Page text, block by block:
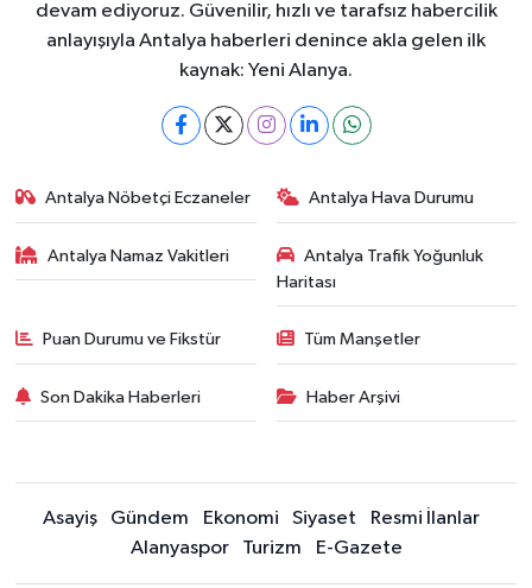
devam ediyoruz. Güvenilir, hızlı ve tarafsız habercilik
anlayışıyla Antalya haberleri denince akla gelen ilk
kaynak: Yeni Alanya.
Antalya Nöbetçi Eczaneler Antalya Hava Durumu
Antalya Namaz Vakitleri
Antalya Trafik Yoğunluk
Haritası
Puan Durumu ve Fikstür Tüm Manşetler
Son Dakika Haberleri Haber Arşivi
Asayiş Gündem Ekonomi Siyaset
Resmi İlanlar
Alanyaspor
Turizm E-Gazete